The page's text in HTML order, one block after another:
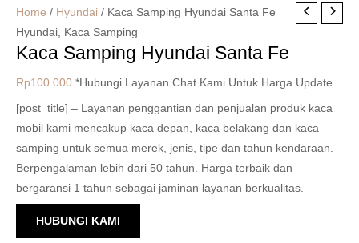
Home / Hyundai / Kaca Samping Hyundai Santa Fe
Hyundai, Kaca Samping
Kaca Samping Hyundai Santa Fe
Rp100.000 *Hubungi Layanan Chat Kami Untuk Harga Update
[post_title] – Layanan penggantian dan penjualan produk kaca
mobil kami mencakup kaca depan, kaca belakang dan kaca
samping untuk semua merek, jenis, tipe dan tahun kendaraan.
Berpengalaman lebih dari 50 tahun. Harga terbaik dan
bergaransi 1 tahun sebagai jaminan layanan berkualitas.
HUBUNGI KAMI